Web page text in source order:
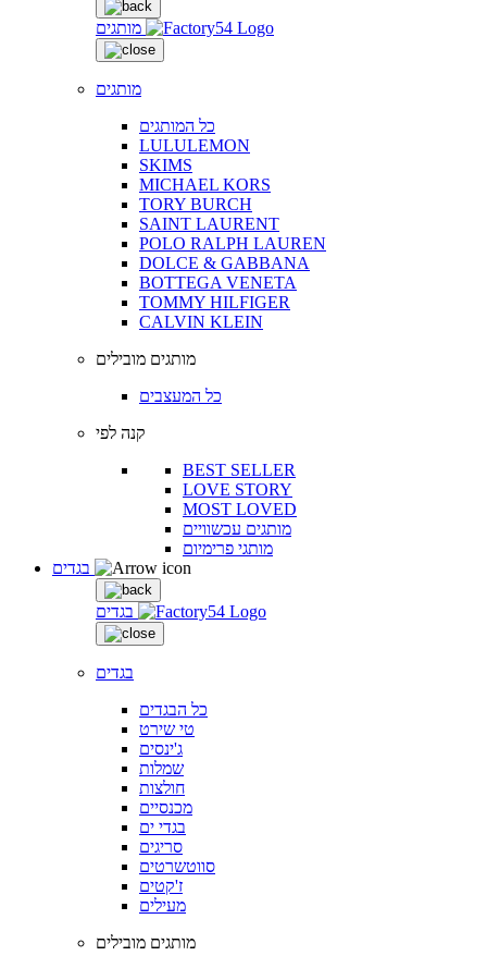
מותגים
מותגים
כל המותגים
LULULEMON
SKIMS
MICHAEL KORS
TORY BURCH
SAINT LAURENT
POLO RALPH LAUREN
DOLCE & GABBANA
BOTTEGA VENETA
TOMMY HILFIGER
CALVIN KLEIN
מותגים מובילים
כל המעצבים
קנה לפי
BEST SELLER
LOVE STORY
MOST LOVED
מותגים עכשוויים
מותגי פרימיום
בגדים
בגדים
כל הבגדים
טי שירט
ג'ינסים
שמלות
חולצות
מכנסיים
בגדי ים
סריגים
סווטשרטים
ז'קטים
מעילים
מותגים מובילים